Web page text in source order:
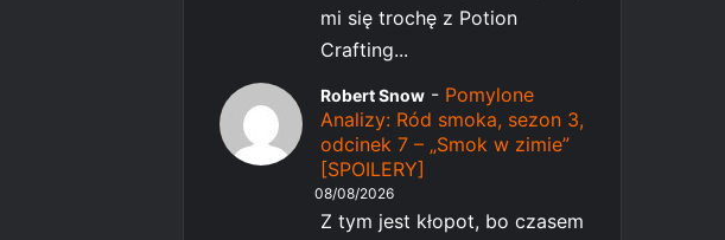
mi się trochę z Potion
Crafting...
Robert Snow - Pomylone
Analizy: Ród smoka, sezon 3,
odcinek 7 – „Smok w zimie”
[SPOILERY]
08/08/2026
Z tym jest kłopot, bo czasem